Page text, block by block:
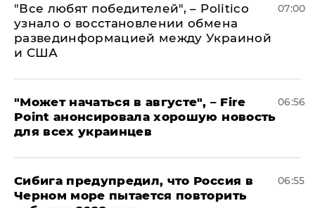
​"Все любят победителей", – Politico
узнало о восстановлении обмена
развединформацией между Украиной
и США
07:00
"Может начаться в августе", – Fire
Point анонсировала хорошую новость
для всех украинцев
06:56
Сибига предупредил, что Россия в
Черном море пытается повторить
06:55